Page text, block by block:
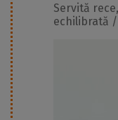
Servită
echilibrată